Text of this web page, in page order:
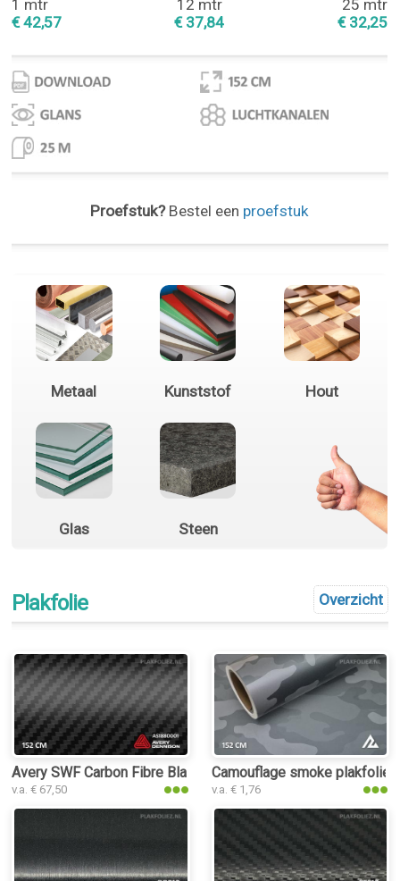
1 mtr
€ 42,57
12 mtr
€ 37,84
25 mtr
€ 32,25
Proefstuk?Bestel een proefstuk
Metaal Kunststof Hout
Glas Steen
Overzicht
Plakfolie
Avery SWF Carbon Fibre Black plakfolie
v.a. € 67,50
Camouflage smoke plakfolie
v.a. € 1,76